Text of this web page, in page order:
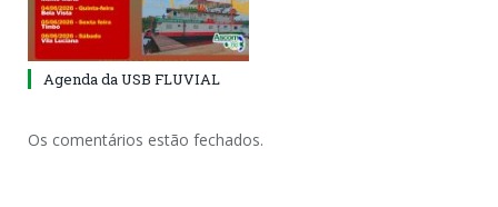
Agenda da USB FLUVIAL
Os comentários estão fechados.